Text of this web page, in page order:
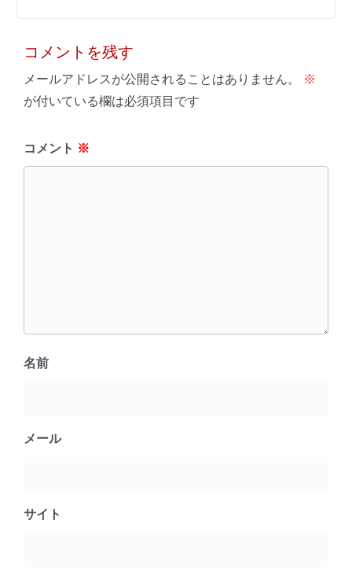
コメントを残す
メールアドレスが公開されることはありません。
※
が付いている欄は必須項目です
コメント ※
名前
メール
サイト